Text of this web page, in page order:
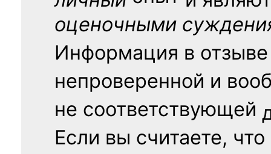
оценочными
Информация в
непроверенной и
не соответствующей
Если вы считаете, что